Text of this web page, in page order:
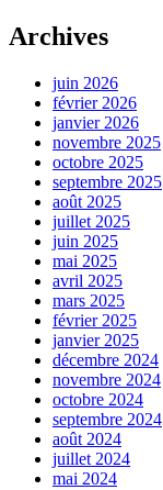
Archives
juin 2026
février 2026
janvier 2026
novembre 2025
octobre 2025
septembre 2025
août 2025
juillet 2025
juin 2025
mai 2025
avril 2025
mars 2025
février 2025
janvier 2025
décembre 2024
novembre 2024
octobre 2024
septembre 2024
août 2024
juillet 2024
mai 2024